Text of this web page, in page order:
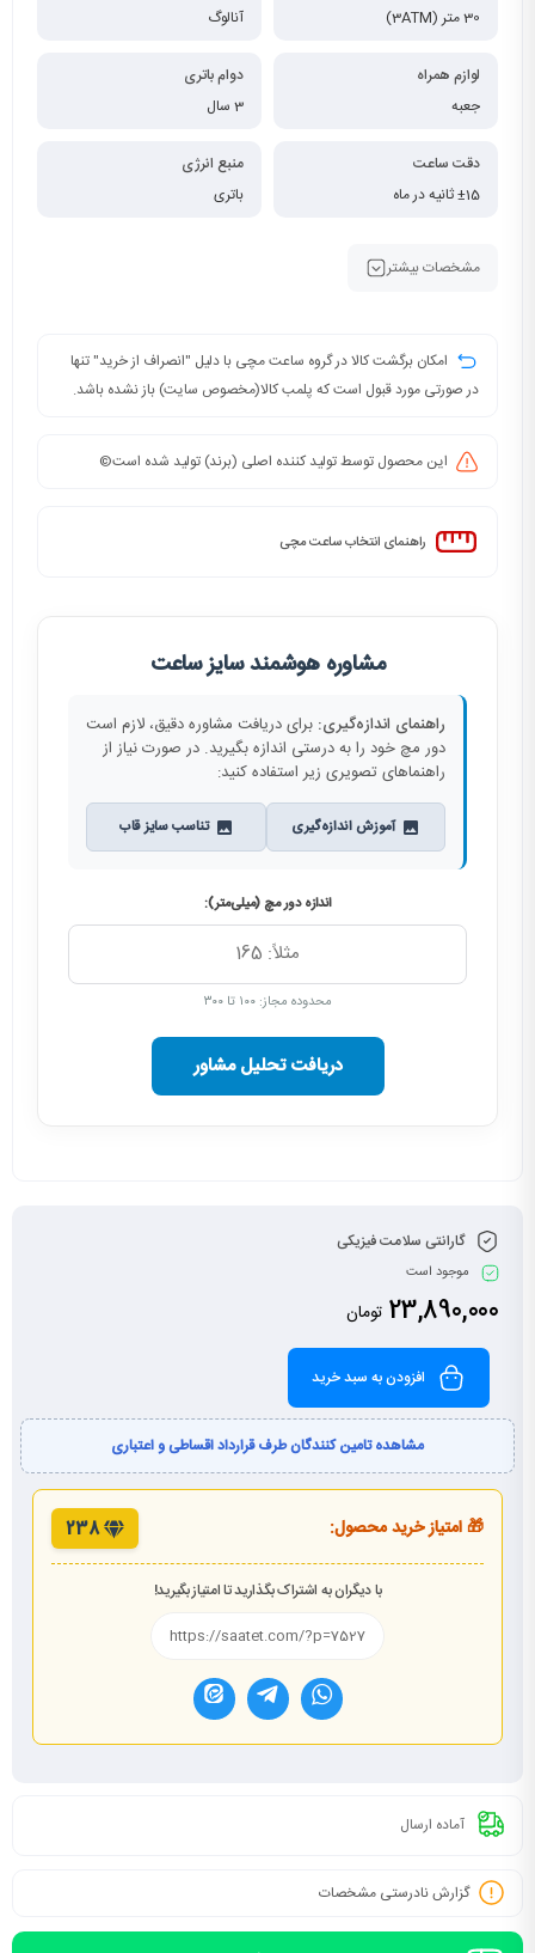
30 متر (3ATM)
آنالوگ
لوازم همراه
جعبه
دوام باتری
3 سال
دقت ساعت
±15 ثانیه در ماه
منبع انرژی
باتری
مشخصات بیشتر
امکان برگشت کالا در گروه ساعت مچی با دلیل "انصراف از خرید" تنها
در صورتی مورد قبول است که پلمب کالا(مخصوص سایت) باز نشده باشد.
این محصول توسط تولید کننده اصلی (برند) تولید شده است©️
راهنمای انتخاب ساعت مچی
مشاوره هوشمند سایز ساعت
راهنمای اندازه‌گیری: برای دریافت مشاوره دقیق، لازم است
دور مچ خود را به درستی اندازه بگیرید. در صورت نیاز از
راهنماهای تصویری زیر استفاده کنید:
آموزش اندازه‌گیری تناسب سایز قاب
اندازه دور مچ (میلی‌متر):
محدوده مجاز: ۱۰۰ تا ۳۰۰
دریافت تحلیل مشاور
گارانتی سلامت فیزیکی
موجود است
23,890,000 تومان
افزودن به سبد خرید
مشاهده تامین کنندگان طرف قرارداد اقساطی و اعتباری
🎁 امتیاز خرید محصول: 238
با دیگران به اشتراک بگذارید تا امتیاز بگیرید!
آماده ارسال
گزارش نادرستی مشخصات